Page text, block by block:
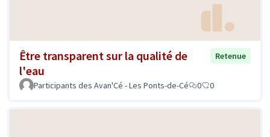
Être transparent sur la qualité de
l'eau
Retenue
Participants des Avan'Cé - Les Ponts-de-Cé 0 0